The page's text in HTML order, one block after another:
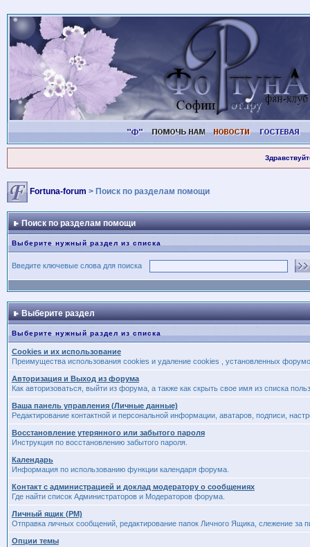
Fortuna-forum > Поиск по разделам помощи
Поиск по разделам помощи
Выберите нужный раздел из списка
Введите ключевые слова для поиска
Выберите раздел
Выберите нужный раздел из списка
Cookies и их использование
Преимущества использования cookies и удаление cookies , установленных
Авторизация и Выход из форума
Как авторизоваться, выйти из форума, а также как скрыть свое имя из списка
Ваша панель управления (Личные данные)
Редактирование контактной и персональной информации, аватаров, подписи,
Восстановление утерянного или забытого пароля
Инструкция по восстановлению забытого пароля.
Календарь
Информация по использованию функции календаря форума.
Контакт с администрацией и доклад модератору о сообщениях
Где найти список Администраторов и Модераторов форума.
Личный ящик (PM)
Отправка личных сообщений, редактирование папок Личного Ящика, слежение за
Опции темы